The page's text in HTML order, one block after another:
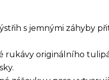
s jemnými záhyby
rukávy originálního